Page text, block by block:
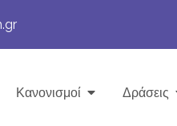
Κανονισμοί Δράσεις